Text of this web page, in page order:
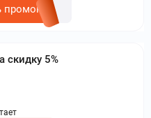
скидку 5%